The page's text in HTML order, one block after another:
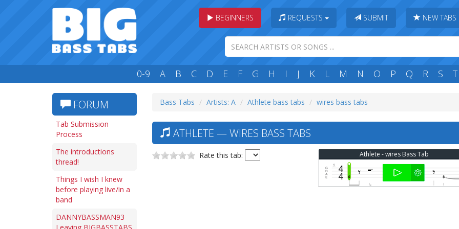
BEGINNERS REQUESTS SUBMIT NEW TABS
0-9 A B C D E F G H I J K L M N O P Q R S T
FORUM
Tab Submission
Process
The introductions
thread!
Things I wish I knew
before playing live/in a
band
DANNYBASSMAN93
Bass Tabs Artists: A Athlete bass tabs wires bass tabs
ATHLETE — WIRES BASS TABS
Rate this tab: Athlete - wires Bass Tab